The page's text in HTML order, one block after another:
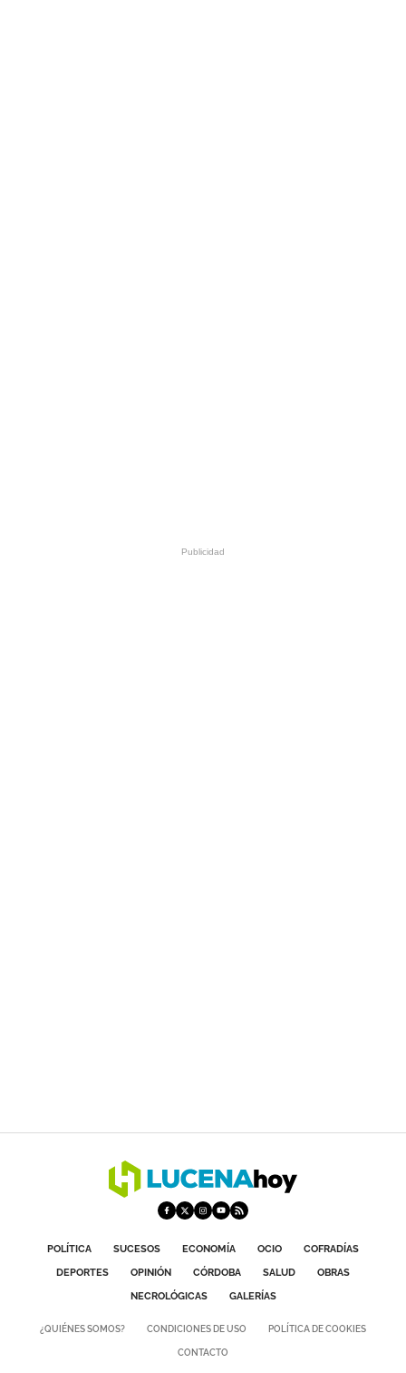
POLÍTICA SUCESOS ECONOMÍA OCIO
COFRADÍAS
DEPORTES
OPINIÓN CÓRDOBA SALUD
OBRAS
NECROLÓGICAS
GALERÍAS
¿QUIÉNES SOMOS? CONDICIONES DE USO POLÍTICA DE COOKIES
CONTACTO